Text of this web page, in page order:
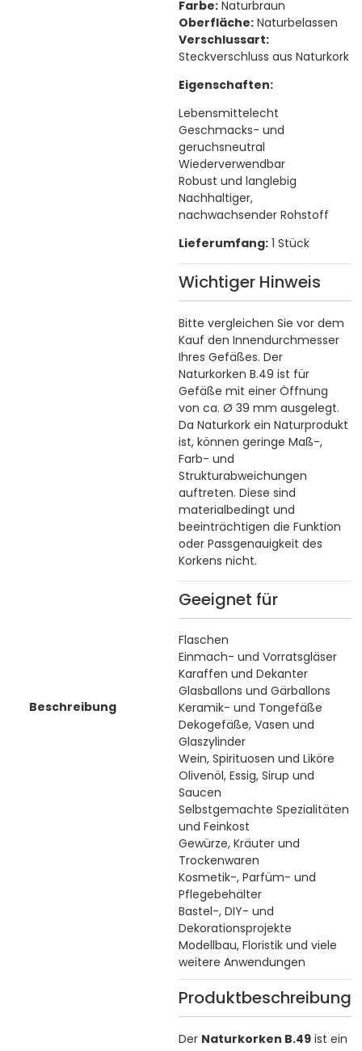
Beschreibung
Farbe:Naturbraun
Oberfläche:Naturbelassen
Verschlussart:
Steckverschluss aus Naturkork
Eigenschaften:
Lebensmittelecht
Geschmacks- und
geruchsneutral
Wiederverwendbar
Robust und langlebig
Nachhaltiger,
nachwachsender Rohstoff
Lieferumfang:1 Stück
Wichtiger Hinweis
Bitte vergleichen Sie vor dem
Kauf den Innendurchmesser
Ihres Gefäßes. Der
Naturkorken B.49 ist für
Gefäße mit einer Öffnung
von ca. Ø 39 mm ausgelegt.
Da Naturkork ein Naturprodukt
ist, können geringe Maß-,
Farb- und
Strukturabweichungen
auftreten. Diese sind
materialbedingt und
beeinträchtigen die Funktion
oder Passgenauigkeit des
Korkens nicht.
Geeignet für
Flaschen
Einmach- und Vorratsgläser
Karaffen und Dekanter
Glasballons und Gärballons
Keramik- und Tongefäße
Dekogefäße, Vasen und
Glaszylinder
Wein, Spirituosen und Liköre
Olivenöl, Essig, Sirup und
Saucen
Selbstgemachte Spezialitäten
und Feinkost
Gewürze, Kräuter und
Trockenwaren
Kosmetik-, Parfüm- und
Pflegebehälter
Bastel-, DIY- und
Dekorationsprojekte
Modellbau, Floristik und viele
weitere Anwendungen
Produktbeschreibung
Der Naturkorken B.49ist ein